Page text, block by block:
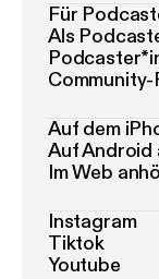
Für
Als
Auf dem
Auf Android
Im Web
Instagram
Tiktok
Youtube